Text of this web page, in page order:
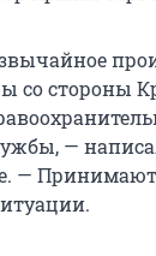
со стороны
—
—